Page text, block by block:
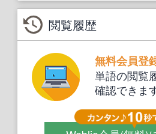
閲覧履歴
無料会員登
単語の閲覧
確認できま